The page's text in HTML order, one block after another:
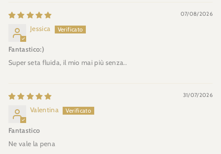
07/08/2026
Jessica
Fantastico:)
Super seta fluida, il mio mai più senza..
31/07/2026
Valentina
Fantastico
Ne vale la pena